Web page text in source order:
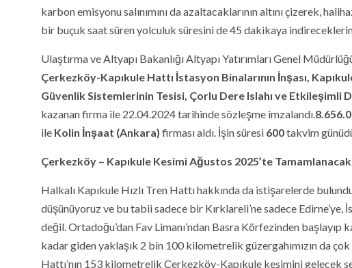
karbon emisyonu salınımını da azaltacaklarının altını çizerek,
bir buçuk saat süren yolculuk süresini de 45 dakikaya
Ulaştırma ve Altyapı Bakanlığı Altyapı Yatırımları Genel
Çerkezköy-Kapıkule Hattı İstasyon Binalarının İnşası,
Güvenlik Sistemlerinin Tesisi, Çorlu Dere Islahı ve Etkileşimli
kazanan firma ile 22.04.2024 tarihinde sözleşme imzalandı.
ile Kolin İnşaat (Ankara) firması aldı. İşin süresi 600takvim
Çerkezköy – Kapıkule Kesimi Ağustos 2025’te Tamamlanacak
Halkalı Kapıkule Hızlı Tren Hattı hakkında da istişarelerde
düşünüyoruz ve bu tabii sadece bir Kırklareli’ne sadece
değil. Ortadoğu’dan Fav Limanı’ndan Basra Körfezinden
kadar giden yaklaşık 2 bin 100 kilometrelik güzergahımızın da
Hattı’nın 153 kilometrelik Çerkezköy-Kapıkule kesimini gelecek